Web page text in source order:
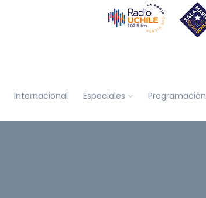
Internacional Especiales Programación